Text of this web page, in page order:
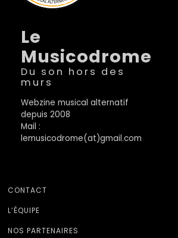
Le
Musicodrome
Du son hors des
murs
Webzine musical alternatif
depuis 2008
Mail :
lemusicodrome(at)gmail.com
CONTACT
L’ÉQUIPE
NOS PARTENAIRES